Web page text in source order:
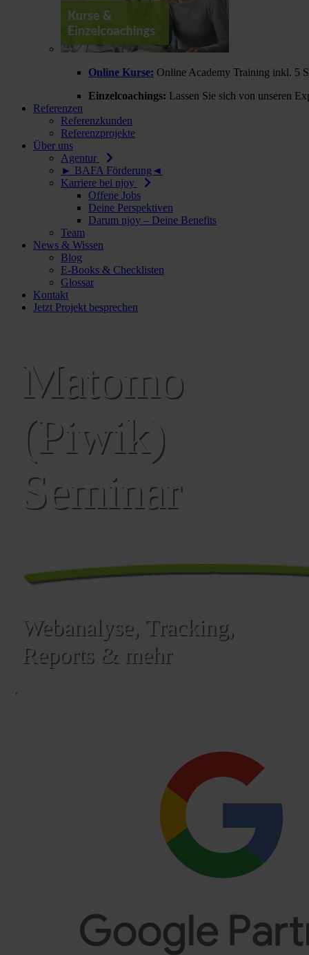
Online Kurse: Online Academy Training inkl. 5
Einzelcoachings: Lassen Sie sich von unseren
Referenzen
Referenzkunden
Referenzprojekte
Über uns
Agentur
► BAFA Förderung◄
Karriere bei njoy
Offene Jobs
Deine Perspektiven
Darum njoy – Deine Benefits
Team
News & Wissen
Blog
E-Books & Checklisten
Glossar
Kontakt
Jetzt Projekt besprechen
Matomo
(Piwik)
Seminar
Webanalyse, Tracking,
Reports & mehr